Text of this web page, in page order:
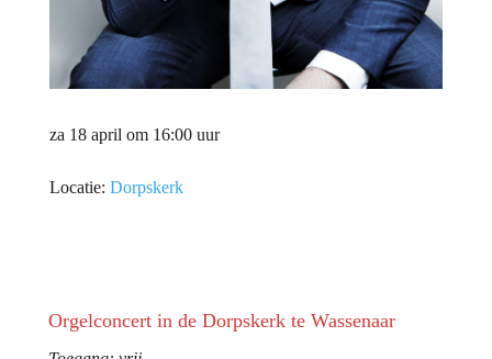
za 18 april om 16:00 uur
Locatie: Dorpskerk
Orgelconcert in de Dorpskerk te Wassenaar